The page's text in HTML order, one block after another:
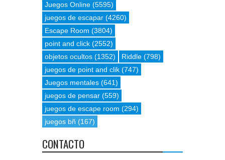
Juegos Online (5595)
juegos de escapar (4260)
Escape Room (3804)
point and click (2552)
objetos ocultos (1352) Riddle (798)
juegos de point and clik (747)
Juegos mentales (641)
juegos de pensar (559)
juegos de escape room (294)
juegos bñ (167)
CONTACTO